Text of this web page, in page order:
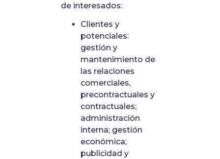
de interesados:
Clientes y
potenciales:
gestión y
mantenimiento de
las relaciones
comerciales,
precontractuales y
contractuales;
administración
interna; gestión
económica;
publicidad y